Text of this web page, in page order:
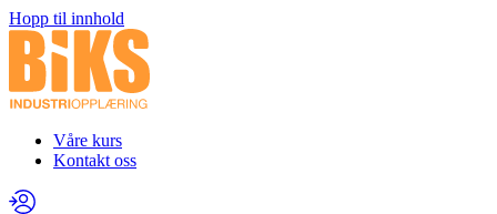
Hopp til innhold
Våre kurs
Kontakt oss